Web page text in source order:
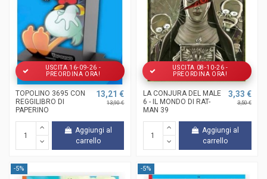
USCITA 16-09-26 -
PREORDINA ORA!
TOPOLINO 3695 CON
REGGILIBRO DI
PAPERINO
13,21 €
13,90 €
Aggiungi al
carrello
USCITA 08-10-26 -
PREORDINA ORA!
LA CONJURA DEL MALE
6 - IL MONDO DI RAT-
MAN 39
3,33 €
3,50 €
Aggiungi al
carrello
-5% -5%